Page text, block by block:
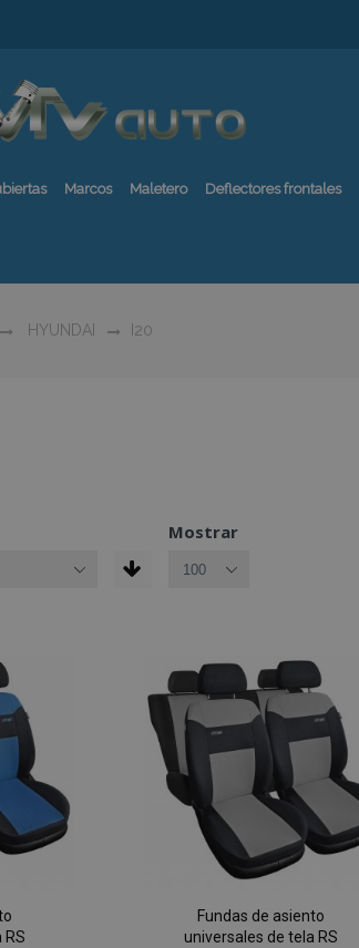
Marcos Maletero Deflectores frontales
HYUNDAI I20
Mostrar
RS
Fundas de asiento
universales de tela RS